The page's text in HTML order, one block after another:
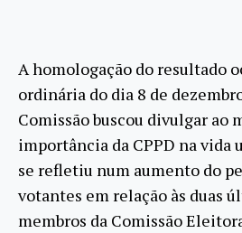
A homologação do resultado
ordinária do dia 8 de
Comissão buscou divulgar ao
importância da CPPD na vida
se refletiu num aumento do
votantes em relação às duas
membros da Comissão